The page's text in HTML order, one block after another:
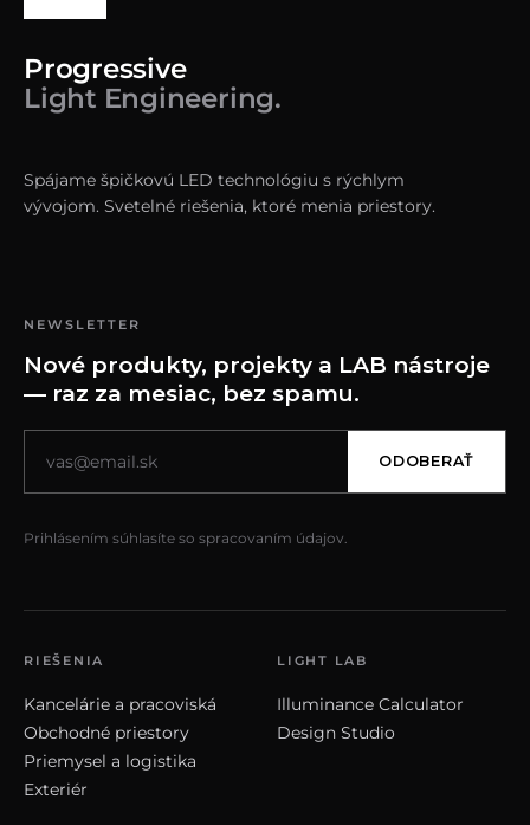
Progressive
Light Engineering.
Spájame špičkovú LED technológiu s rýchlym
vývojom. Svetelné riešenia, ktoré menia priestory.
NEWSLETTER
Nové produkty, projekty a LAB nástroje
— raz za mesiac, bez spamu.
ODOBERAŤ
Prihlásením súhlasíte so spracovaním údajov.
RIEŠENIA
Kancelárie a pracoviská
Obchodné priestory
Priemysel a logistika
Exteriér
LIGHT LAB
Illuminance Calculator
Design Studio